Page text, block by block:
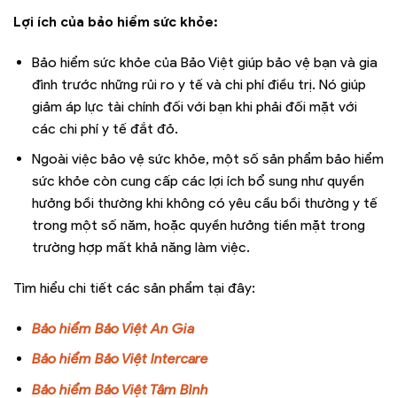
Lợi ích của bảo hiểm sức khỏe:
Bảo hiểm sức khỏe của Bảo Việt giúp bảo vệ bạn và gia
đình trước những rủi ro y tế và chi phí điều trị. Nó giúp
giảm áp lực tài chính đối với bạn khi phải đối mặt với
các chi phí y tế đắt đỏ.
Ngoài việc bảo vệ sức khỏe, một số sản phẩm bảo hiểm
sức khỏe còn cung cấp các lợi ích bổ sung như quyền
hưởng bồi thường khi không có yêu cầu bồi thường y tế
trong một số năm, hoặc quyền hưởng tiền mặt trong
trường hợp mất khả năng làm việc.
Tìm hiểu chi tiết các sản phẩm tại đây:
Bảo hiểm Bảo Việt An Gia
Bảo hiểm Bảo Việt Intercare
Bảo hiểm Bảo Việt Tâm Bình